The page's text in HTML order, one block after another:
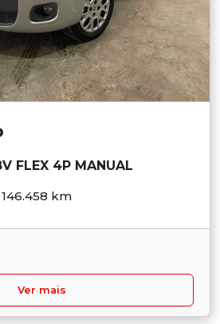
FLEX 4P MANUAL
146.458 km
Ver mais